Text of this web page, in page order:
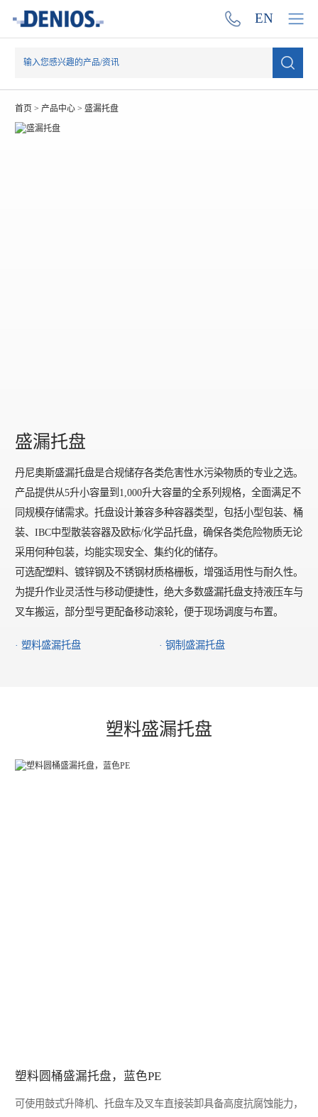
EN
首页 > 产品中心 > 盛漏托盘
盛漏托盘
丹尼奥斯盛漏托盘是合规储存各类危害性水污染物质的专业之选。
产品提供从5升小容量到1,000升大容量的全系列规格，全面满足不
同规模存储需求。托盘设计兼容多种容器类型，包括小型包装、桶
装、IBC中型散装容器及欧标/化学品托盘，确保各类危险物质无论
采用何种包装，均能实现安全、集约化的储存。
可选配塑料、镀锌钢及不锈钢材质格栅板，增强适用性与耐久性。
为提升作业灵活性与移动便捷性，绝大多数盛漏托盘支持液压车与
叉车搬运，部分型号更配备移动滚轮，便于现场调度与布置。
· 塑料盛漏托盘 · 钢制盛漏托盘
塑料盛漏托盘
塑料圆桶盛漏托盘，蓝色PE
可使用鼓式升降机、托盘车及叉车直接装卸具备高度抗腐蚀能力，